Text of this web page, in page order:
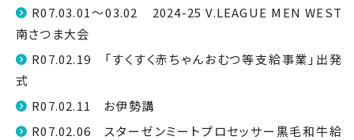
R07.03.01～03.02 2024-25 V.LEAGUE MEN WEST
南さつま大会
R07.02.19 「すくすく赤ちゃんおむつ等支給事業」出発
式
R07.02.11 お伊勢講
R07.02.06 スターゼンミートプロセッサー黒毛和牛給